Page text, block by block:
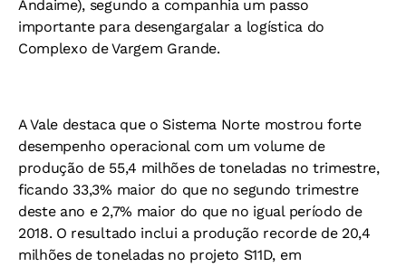
Andaime), segundo a companhia um passo
importante para desengargalar a logística do
Complexo de Vargem Grande.
A Vale destaca que o Sistema Norte mostrou forte
desempenho operacional com um volume de
produção de 55,4 milhões de toneladas no trimestre,
ficando 33,3% maior do que no segundo trimestre
deste ano e 2,7% maior do que no igual período de
2018. O resultado inclui a produção recorde de 20,4
milhões de toneladas no projeto S11D, em